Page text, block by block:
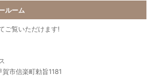
ルーム
ご覧いただけます!
市信楽町勅旨1181